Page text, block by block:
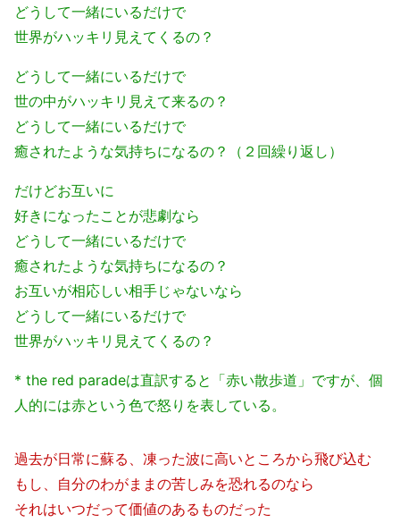
どうして一緒にいるだけで
世界がハッキリ見えてくるの？
どうして一緒にいるだけで
世の中がハッキリ見えて来るの？
どうして一緒にいるだけで
癒されたような気持ちになるの？（２回繰り返し）
だけどお互いに
好きになったことが悲劇なら
どうして一緒にいるだけで
癒されたような気持ちになるの？
お互いが相応しい相手じゃないなら
どうして一緒にいるだけで
世界がハッキリ見えてくるの？
* the red paradeは直訳すると「赤い散歩道」ですが、個
人的には赤という色で怒りを表している。
過去が日常に蘇る、凍った波に高いところから飛び込む
もし、自分のわがままの苦しみを恐れるのなら
それはいつだって価値のあるものだった